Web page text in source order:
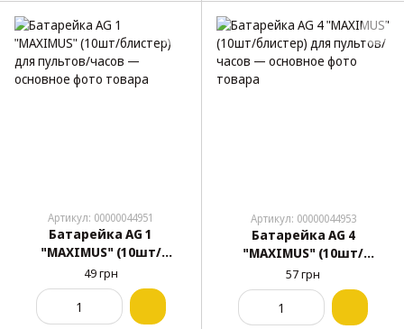
Артикул: 00000044951
Батарейка AG 1
"MAXIMUS" (10шт/
блистер) для пультов/
часов
49 грн
Артикул: 00000044953
Батарейка AG 4
"MAXIMUS" (10шт/
блистер) для пультов/
часов
57 грн